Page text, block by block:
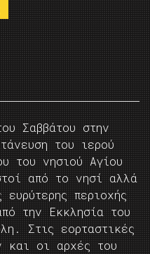
Σαββάτου στην
του ιερού
του νησιού Αγίου
από το νησί αλλά
περιοχής
την Εκκλησία του
Στις εορταστικές
και οι αρχές του